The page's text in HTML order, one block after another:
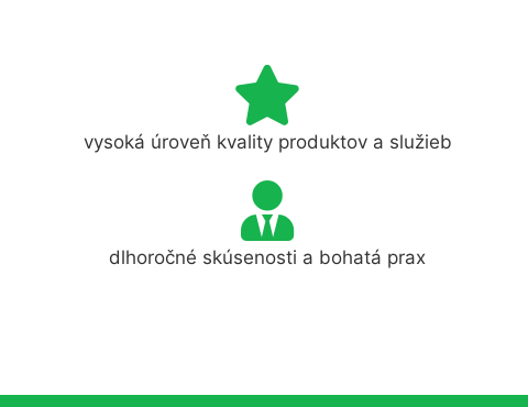
vysoká úroveň kvality produktov a služieb
dlhoročné skúsenosti a bohatá prax